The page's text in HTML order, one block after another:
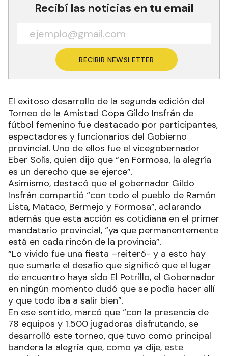
Recibí las noticias en tu email
RECIBIR NEWSLETTER
El exitoso desarrollo de la segunda edición del
Torneo de la Amistad Copa Gildo Insfrán de
fútbol femenino fue destacado por participantes,
espectadores y funcionarios del Gobierno
provincial. Uno de ellos fue el vicegobernador
Eber Solís, quien dijo que “en Formosa, la alegría
es un derecho que se ejerce”.
Asimismo, destacó que el gobernador Gildo
Insfrán compartió “con todo el pueblo de Ramón
Lista, Mataco, Bermejo y Formosa”, aclarando
además que esta acción es cotidiana en el primer
mandatario provincial, “ya que permanentemente
está en cada rincón de la provincia”.
“Lo vivido fue una fiesta –reiteró- y a esto hay
que sumarle el desafío que significó que el lugar
de encuentro haya sido El Potrillo, el Gobernador
en ningún momento dudó que se podía hacer allí
y que todo iba a salir bien”.
En ese sentido, marcó que “con la presencia de
78 equipos y 1.500 jugadoras disfrutando, se
desarrolló este torneo, que tuvo como principal
bandera la alegría que, como ya dije, este